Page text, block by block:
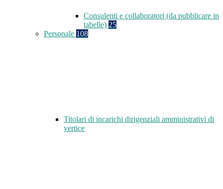
Consulenti e collaboratori (da pubblicare in
tabelle) 25
Personale 108
Titolari di incarichi dirigenziali amministrativi di
vertice